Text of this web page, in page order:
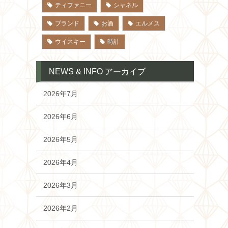
ティファニー シャネル
ブランド お酒 エルメス
ウイスキー 時計
NEWS & INFO アーカイブ
2026年7月
2026年6月
2026年5月
2026年4月
2026年3月
2026年2月